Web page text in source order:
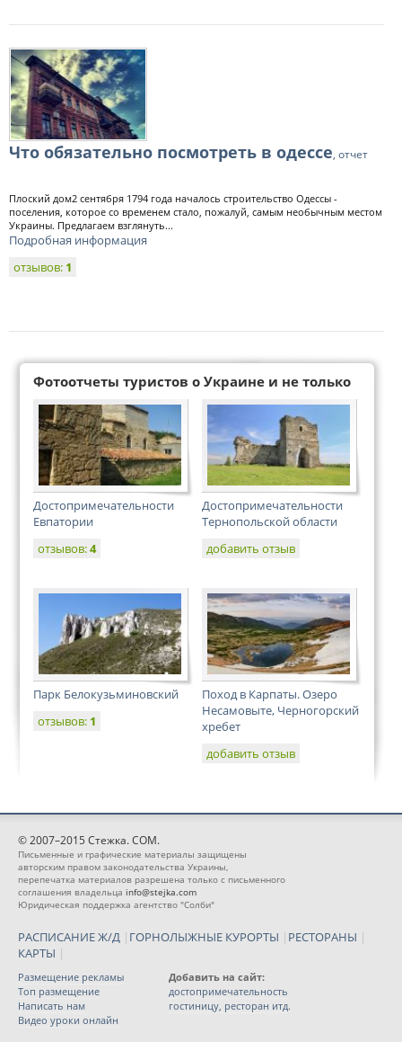
Что обязательно посмотреть в одессе, отчет
Плоский дом2 сентября 1794 года началось строительство Одессы -
поселения, которое со временем стало, пожалуй, самым необычным местом
Украины. Предлагаем взглянуть...
Подробная информация
отзывов: 1
Фотоотчеты туристов о Украине и не только
Достопримечательности
Евпатории
отзывов:4
Достопримечательности
Тернопольской области
добавить отзыв
Парк Белокузьминовский
отзывов: 1
Поход в Карпаты. Озеро
Несамовыте, Черногорский
хребет
добавить отзыв
© 2007–2015 Стежка. COM.
Письменные и графические материалы защищены
авторским правом законодательства Украины,
перепечатка материалов разрешена только с письменного
соглашения владельца info@stejka.com
Юридическая поддержка агентство "Солби"
РАСПИСАНИЕ Ж/Д | ГОРНОЛЫЖНЫЕ КУРОРТЫ | РЕСТОРАНЫ |
КАРТЫ |
Размещение рекламы
Топ размещение
Написать нам
Видео уроки онлайн
Добавить на сайт:
достопримечательность
гостиницу, ресторан итд.